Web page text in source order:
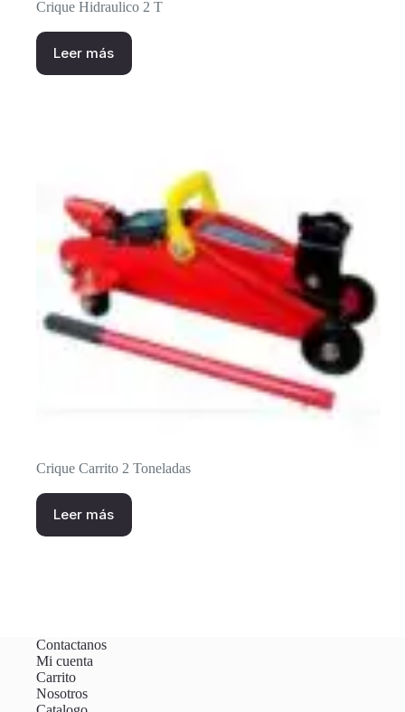
Crique Hidraulico 2 T
Leer más
Crique Carrito 2 Toneladas
Leer más
Contactanos
Mi cuenta
Carrito
Nosotros